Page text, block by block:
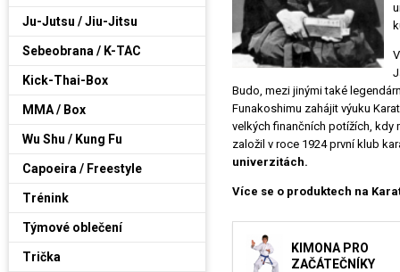
Budo, mezi jinými také
Funakoshimu zahájit výuku
velkých finančních potížích, kdy
založil v roce 1924 první klub
univerzitách.
Více se o produktech na
KIMONA PRO
ZAČÁTEČNÍKY
Ju-Jutsu / Jiu-Jitsu
Sebeobrana / K-TAC
Kick-Thai-Box
MMA / Box
Wu Shu / Kung Fu
Capoeira / Freestyle
Trénink
Týmové oblečení
Trička